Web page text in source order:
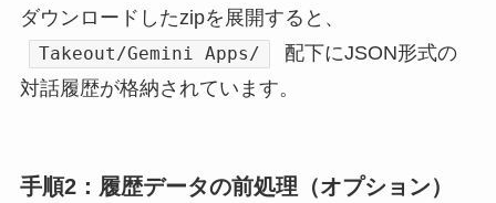
ダウンロードしたzipを展開すると、
Takeout/Gemini Apps/
配下にJSON形式の
対話履歴が格納されています。
手順2：履歴データの前処理（オプション）